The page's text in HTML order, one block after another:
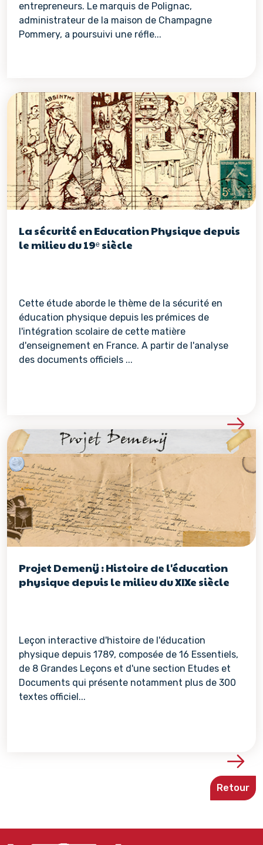
entrepreneurs. Le marquis de Polignac,
administrateur de la maison de Champagne
Pommery, a poursuivi une réfle...
Voir les détails de la
La sécurité en Education Physique depuis
le milieu du 19ᵉ siècle
Cette étude aborde le thème de la sécurité en
éducation physique depuis les prémices de
l'intégration scolaire de cette matière
d'enseignement en France. A partir de l'analyse
des documents officiels ...
Voir les détails de la
Projet Demenÿ : Histoire de l'éducation
physique depuis le milieu du XIXe siècle
Leçon interactive d'histoire de l'éducation
physique depuis 1789, composée de 16 Essentiels,
de 8 Grandes Leçons et d'une section Etudes et
Documents qui présente notamment plus de 300
textes officiel...
Voir les détails de la
Retour